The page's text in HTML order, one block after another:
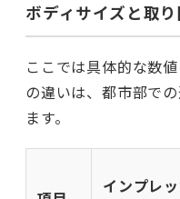
ボディサイズと取
ここでは具体的な数
の違いは、都市部で
ます。
インプレ